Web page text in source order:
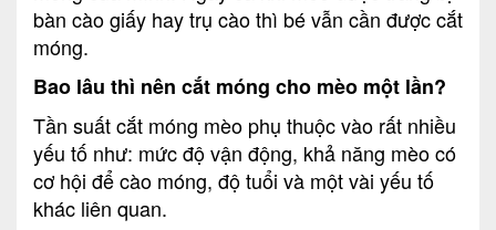
bàn cào giấy hay trụ cào thì bé vẫn cần được cắt
móng.
Bao lâu thì nên cắt móng cho mèo một lần?
Tần suất cắt móng mèo phụ thuộc vào rất nhiều
yếu tố như: mức độ vận động, khả năng mèo có
cơ hội để cào móng, độ tuổi và một vài yếu tố
khác liên quan.